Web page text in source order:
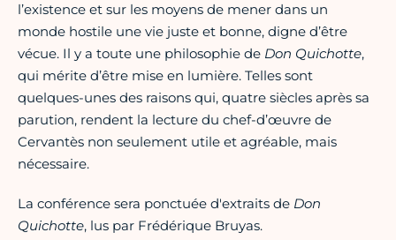
l’existence et sur les moyens de mener dans un
monde hostile une vie juste et bonne, digne d’être
vécue. Il y a toute une philosophie de Don Quichotte,
qui mérite d’être mise en lumière. Telles sont
quelques-unes des raisons qui, quatre siècles après sa
parution, rendent la lecture du chef-d’œuvre de
Cervantès non seulement utile et agréable, mais
nécessaire.
La conférence sera ponctuée d'extraits de Don
Quichotte, lus par Frédérique Bruyas.